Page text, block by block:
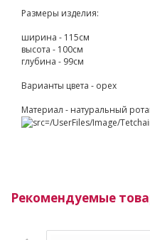
Размеры изделия:
ширина - 115см
высота - 100см
глубина - 99см
Варианты цвета - орех
Материал - натуральный
Рекомендуемые